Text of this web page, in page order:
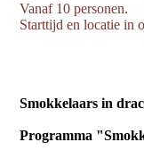
Vanaf 10 personen.
Starttijd en locatie in
Smokkelaars in
Programma